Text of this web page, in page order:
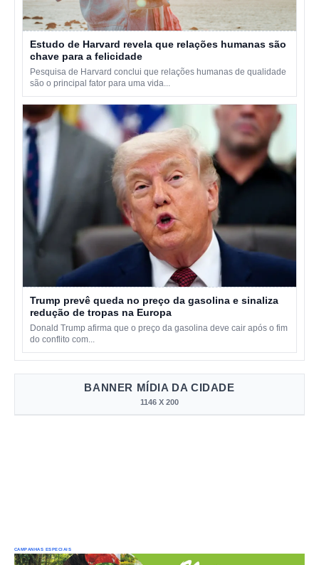
Estudo de Harvard revela que relações humanas são
chave para a felicidade
Pesquisa de Harvard conclui que relações humanas de qualidade
são o principal fator para uma vida...
Trump prevê queda no preço da gasolina e sinaliza
redução de tropas na Europa
Donald Trump afirma que o preço da gasolina deve cair após o fim
do conflito com...
BANNER MÍDIA DA CIDADE
1146 X 200
CAMPANHAS ESPECIAIS